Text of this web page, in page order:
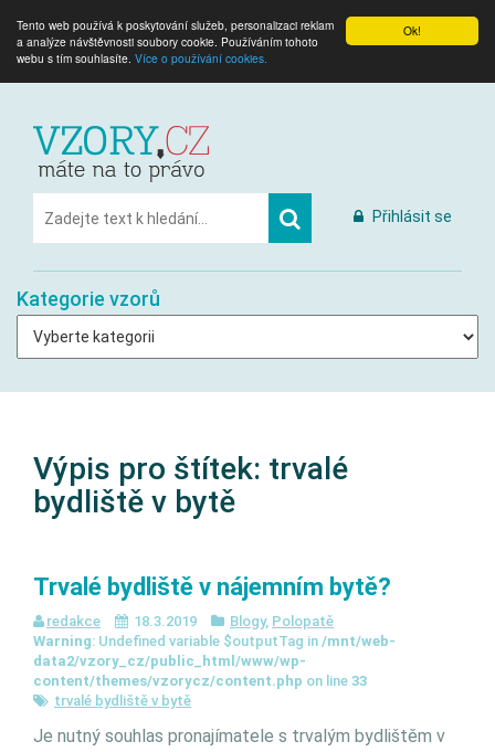
Ok!
Tento web používá k poskytování služeb, personalizaci reklam
a analýze návštěvnosti soubory cookie. Používáním tohoto
webu s tím souhlasíte. Více o používání cookies.
Přihlásit se
Kategorie vzorů
Výpis pro štítek: trvalé
bydliště v bytě
Trvalé bydliště v nájemním bytě?
redakce 18.3.2019 Blogy, Polopatě
Warning: Undefined variable $outputTag in /mnt/web-
data2/vzory_cz/public_html/www/wp-
content/themes/vzorycz/content.php on line 33
trvalé bydliště v bytě
Je nutný souhlas pronajímatele s trvalým bydlištěm v